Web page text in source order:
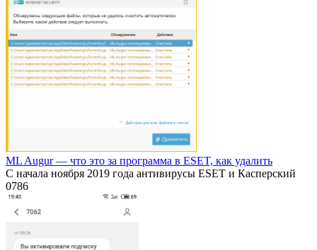
ML Augur — что это за программа в ESET, как удалить
С начала ноября 2019 года антивирусы ESET и Касперский
0786